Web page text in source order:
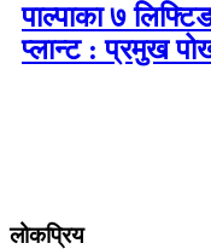
पाल्पाका ७
प्लान्ट : प्रमुख
लोकप्रिय